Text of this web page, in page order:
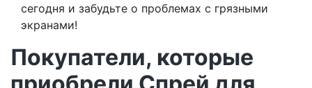
сегодня и забудьте о проблемах с грязными
экранами!
Покупатели, которые